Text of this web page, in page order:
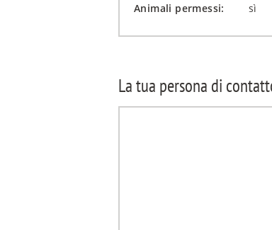
Animali permessi:
sì
La tua persona di